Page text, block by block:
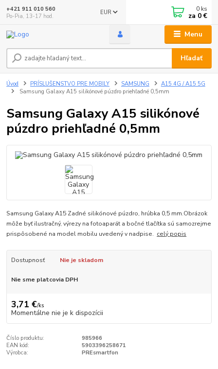
Menu
EUR
Hľadať
+421 911 010 560
Po-Pia, 13-17 hod.
0 ks
za 0 €
Úvod PRÍSLUŠENSTVO PRE MOBILY SAMSUNG
A15 4G / A15 5G
Samsung Galaxy A15 silikónové púzdro priehľadné 0,5mm
Samsung Galaxy A15 silikónové
púzdro priehľadné 0,5mm
Samsung Galaxy A15 Zadné silikónové púzdro, hrúbka 0,5 mm.Obrázok
môže byť ilustračný, výrezy na fotoaparát a bočné tlačítka sú samozrejme
prispôsobené na model mobilu uvedený v nadpise. celý popis
Dostupnosť Nie je skladom
Nie sme platcovia DPH
3,71 €/ks
Momentálne nie je k dispozícii
Číslo produktu:
985966
EAN kód:
5903396258671
Výrobca:
PREsmartfon